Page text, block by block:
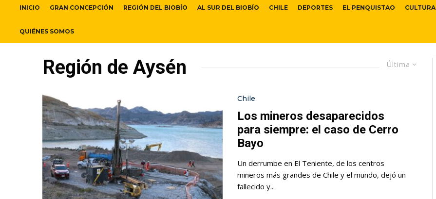
INICIO GRAN CONCEPCIÓN REGIÓN DEL BIOBÍO AL SUR DEL BIOBÍO CHILE DEPORTES EL PENQUISTAO CULTURA
QUIÉNES SOMOS
Última
Región de Aysén
Chile
Los mineros desaparecidos
para siempre: el caso de Cerro
Bayo
Un derrumbe en El Teniente, de los centros
mineros más grandes de Chile y el mundo, dejó un
fallecido y...